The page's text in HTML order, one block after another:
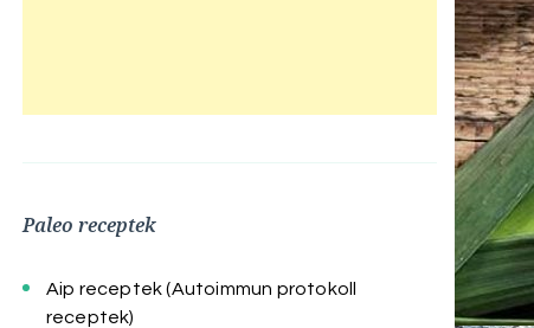
Paleo receptek
Aip receptek (Autoimmun protokoll
receptek)